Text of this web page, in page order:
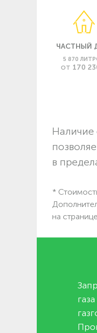
ЧАСТНЫЙ
5 870
ОТ 170
Наличие
в
*
на